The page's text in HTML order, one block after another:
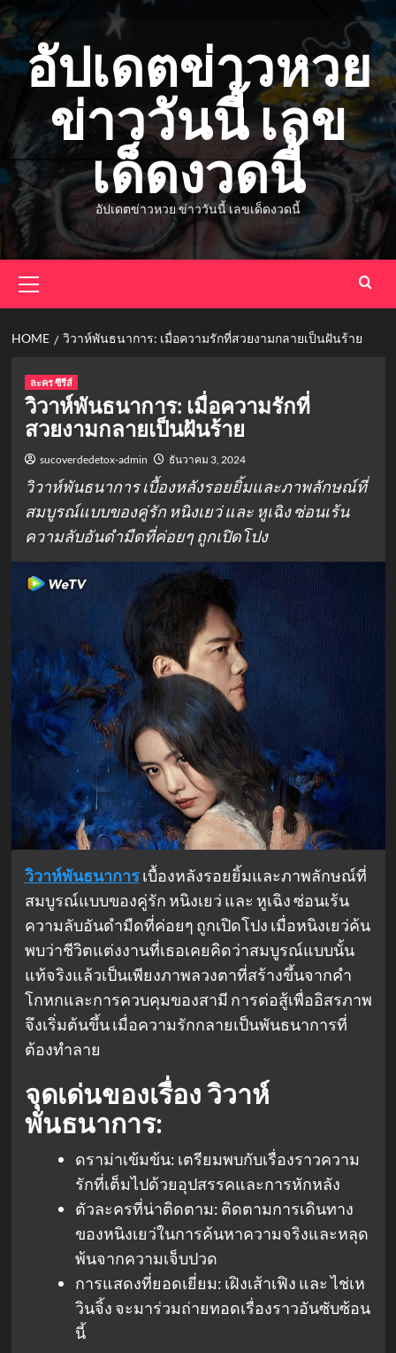
Skip
to
contentอัปเดตข่าวหวย
ข่าววันนี้ เลข
เด็ดงวดนี้
อัปเดตข่าวหวย ข่าววันนี้ เลขเด็ดงวดนี้
Menu
HOME วิวาห์พันธนาการ: เมื่อความรักที่สวยงามกลายเป็นฝันร้าย
ละคร ซีรีส์
วิวาห์พันธนาการ: เมื่อความรักที่
สวยงามกลายเป็นฝันร้าย
sucoverdedetox-admin ธันวาคม 3, 2024
วิวาห์พันธนาการ เบื้องหลังรอยยิ้มและภาพลักษณ์ที่
สมบูรณ์แบบของคู่รัก หนิงเยว่ และ หูเฉิง ซ่อนเร้น
ความลับอันดำมืดที่ค่อยๆ ถูกเปิดโปง
วิวาห์พันธนาการเบื้องหลังรอยยิ้มและภาพลักษณ์ที่
สมบูรณ์แบบของคู่รัก หนิงเยว่ และ หูเฉิง ซ่อนเร้น
ความลับอันดำมืดที่ค่อยๆ ถูกเปิดโปง เมื่อหนิงเยว่ค้น
พบว่าชีวิตแต่งงานที่เธอเคยคิดว่าสมบูรณ์แบบนั้น
แท้จริงแล้วเป็นเพียงภาพลวงตาที่สร้างขึ้นจากคำ
โกหกและการควบคุมของสามี การต่อสู้เพื่ออิสรภาพ
จึงเริ่มต้นขึ้น เมื่อความรักกลายเป็นพันธนาการที่
ต้องทำลาย
จุดเด่นของเรื่องวิวาห์
พันธนาการ:
ดราม่าเข้มข้น: เตรียมพบกับเรื่องราวความ
รักที่เต็มไปด้วยอุปสรรคและการหักหลัง
ตัวละครที่น่าติดตาม: ติดตามการเดินทาง
ของหนิงเยว่ในการค้นหาความจริงและหลุด
พ้นจากความเจ็บปวด
การแสดงที่ยอดเยี่ยม: เฝิงเส้าเฟิง และ ไช่เห
วินจิ้ง จะมาร่วมถ่ายทอดเรื่องราวอันซับซ้อน
นี้